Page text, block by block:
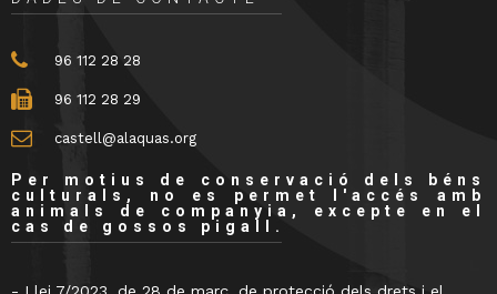
96 112 28 28
96 112 28 29
castell@alaquas.org
Per motius de conservació dels béns
culturals, no es permet l'accés amb
animals de companyia, excepte en el
cas de gossos pigall.
- Llei 7/2023, de 28 de març, de protecció dels drets i el